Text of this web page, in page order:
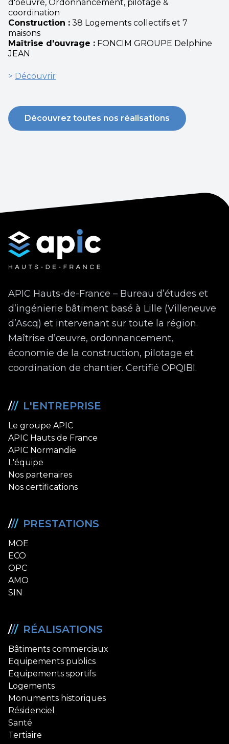
d'oeuvre, Ordonnancement, pilotage &
coordination
Construction : 38 Logements collectifs et 7
maisons
Maîtrise d'ouvrage : FONCIM GROUPE Delphine
JEAN
> Découvrir
Découvrez toutes nos réalisations
APIC Hauts-de-France – Bureau d’études et
d’ingénierie bâtiment basé à Lille (Villeneuve
d’Ascq) et intervenant sur toute la région.
Maîtrise d’œuvre, ordonnancement,
économie de la construction, pilotage et
coordination de chantier. Certifié OPQIBI.
/// L'ENTREPRISE
Le groupe APIC
APIC Hauts de France
APIC Normandie
L'équipe
Nos partenaires
Nos certifications
/// PRESTATIONS
MOE
ECO
OPC
AMO
SIN
/// RÉALISATIONS
Bâtiments commerciaux
Equipements publics
Equipements sportifs
Logements
Monuments historiques
Résidenciel
Santé
Tertiaire